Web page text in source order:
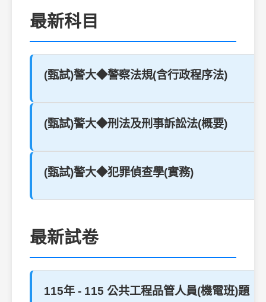
最新科目
(甄試)警大◆警察法規(含行政程序法)
(甄試)警大◆刑法及刑事訴訟法(概要)
(甄試)警大◆犯罪偵查學(實務)
最新試卷
115年 - 115 公共工程品管人員(機電班)題